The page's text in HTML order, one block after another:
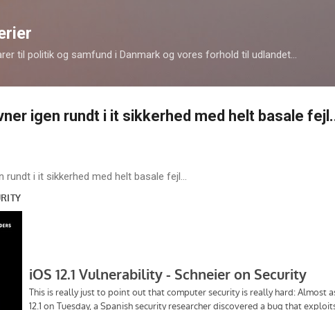
til politik og samfund i Danmark og vores forhold til udlandet...
igen rundt i it sikkerhed med helt basale
rundt i it sikkerhed med helt basale fejl...